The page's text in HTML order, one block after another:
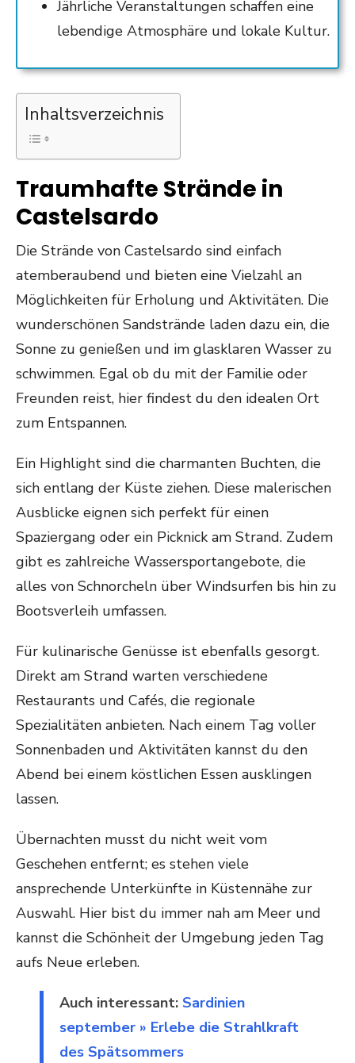
Jährliche Veranstaltungen schaffen eine
lebendige Atmosphäre und lokale Kultur.
Inhaltsverzeichnis
Traumhafte Strände in
Castelsardo
Die Strände von Castelsardo sind einfach
atemberaubend und bieten eine Vielzahl an
Möglichkeiten für Erholung und Aktivitäten. Die
wunderschönen Sandstrände laden dazu ein, die
Sonne zu genießen und im glasklaren Wasser zu
schwimmen. Egal ob du mit der Familie oder
Freunden reist, hier findest du den idealen Ort
zum Entspannen.
Ein Highlight sind die charmanten Buchten, die
sich entlang der Küste ziehen. Diese malerischen
Ausblicke eignen sich perfekt für einen
Spaziergang oder ein Picknick am Strand. Zudem
gibt es zahlreiche Wassersportangebote, die
alles von Schnorcheln über Windsurfen bis hin zu
Bootsverleih umfassen.
Für kulinarische Genüsse ist ebenfalls gesorgt.
Direkt am Strand warten verschiedene
Restaurants und Cafés, die regionale
Spezialitäten anbieten. Nach einem Tag voller
Sonnenbaden und Aktivitäten kannst du den
Abend bei einem köstlichen Essen ausklingen
lassen.
Übernachten musst du nicht weit vom
Geschehen entfernt; es stehen viele
ansprechende Unterkünfte in Küstennähe zur
Auswahl. Hier bist du immer nah am Meer und
kannst die Schönheit der Umgebung jeden Tag
aufs Neue erleben.
Auch interessant: Sardinien
september » Erlebe die Strahlkraft
des Spätsommers